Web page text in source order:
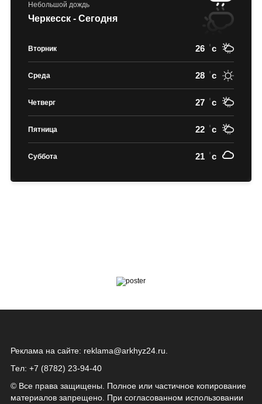
Небольшой дождь
Черкесск - Сегодня
Вторник 26 c
Среда 28 c
Четверг 27 c
Пятница 22 c
Суббота 21 c
Реклама на сайте: reklama@arkhyz24.ru
Тел: +7 (8782) 23‑94‑40
© Все права защищены. Полное или частичное копирование
материалов запрещено. При согласованном использовании